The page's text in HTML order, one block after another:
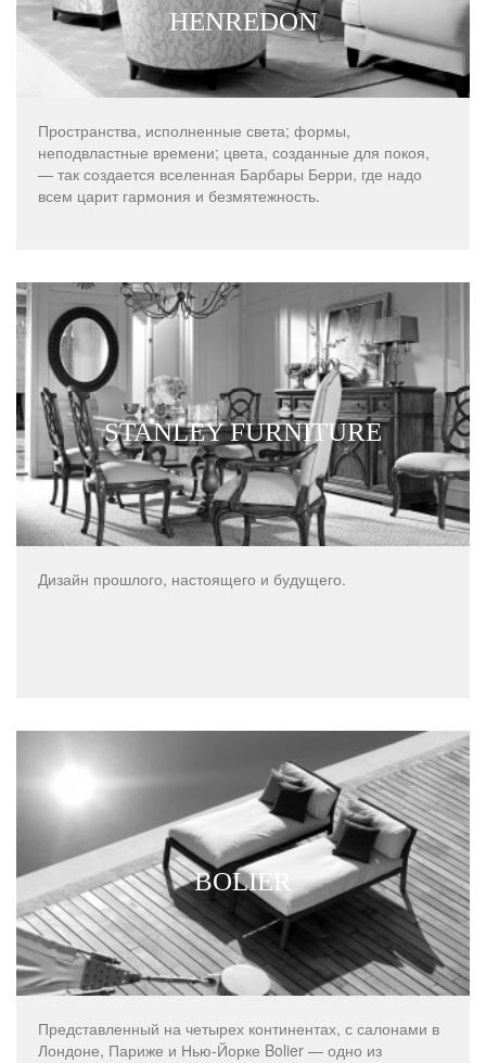
HENREDON
Пространства, исполненные света; формы,
неподвластные времени; цвета, созданные для покоя,
— так создается вселенная Барбары Берри, где надо
всем царит гармония и безмятежность.
STANLEY FURNITURE
Дизайн прошлого, настоящего и будущего.
BOLIER
Представленный на четырех континентах, с салонами в
Лондоне, Париже и Нью-Йорке Bolier — одно из